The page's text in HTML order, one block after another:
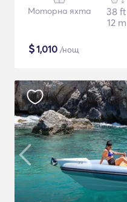
Моторна яхта
38 ft
12 m
$1,010 /нощ